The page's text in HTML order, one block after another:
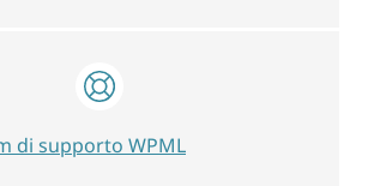
di supporto WPML